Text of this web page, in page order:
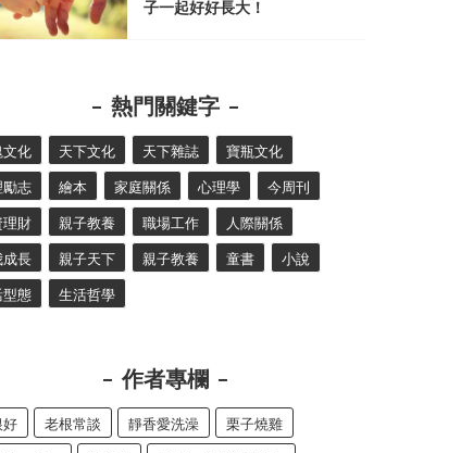
子一起好好長大！
熱門關鍵字
文化 天下文化 天下雜誌 寶瓶文化
勵志 繪本 家庭關係 心理學 今周刊
理財 親子教養 職場工作 人際關係
成長 親子天下 親子教養 童書 小說
型態 生活哲學
作者專欄
好 老根常談 靜香愛洗澡 栗子燒雞